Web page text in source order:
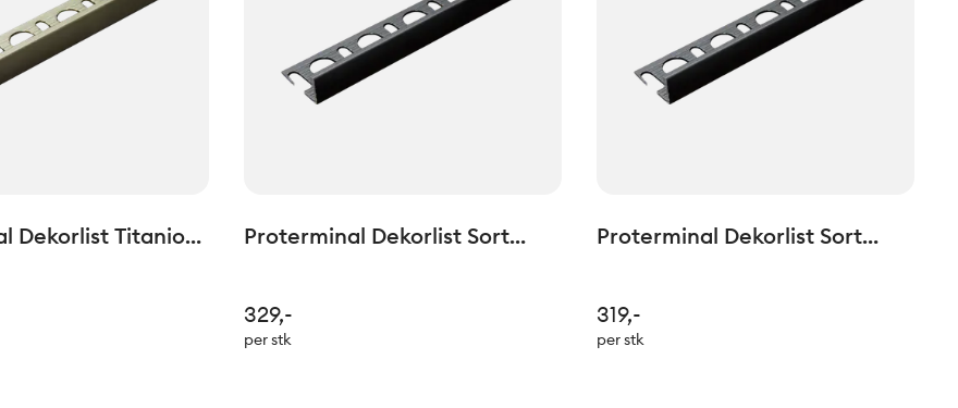
Dekorlist Titanio
Proterminal Dekorlist Sort
329,-
per stk
Proterminal Dekorlist Sort
319,-
per stk